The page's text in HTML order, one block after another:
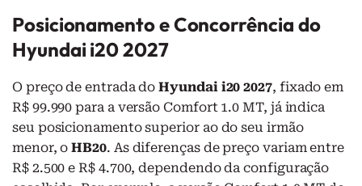
Posicionamento e Concorrência do
Hyundai i20 2027
O preço de entrada doHyundai i20 2027, fixado em
R$ 99.990 para a versão Comfort 1.0 MT, já indica
seu posicionamento superior ao do seu irmão
menor, oHB20. As diferenças de preço variam entre
R$ 2.500 e R$ 4.700, dependendo da configuração